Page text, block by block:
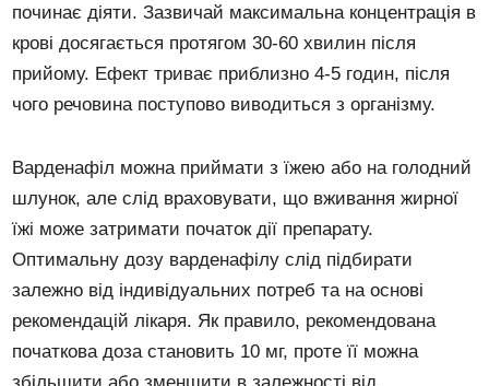
починає діяти. Зазвичай максимальна концентрація в
крові досягається протягом 30-60 хвилин після
прийому. Ефект триває приблизно 4-5 годин, після
чого речовина поступово виводиться з організму.
Варденафіл можна приймати з їжею або на голодний
шлунок, але слід враховувати, що вживання жирної
їжі може затримати початок дії препарату.
Оптимальну дозу варденафілу слід підбирати
залежно від індивідуальних потреб та на основі
рекомендацій лікаря. Як правило, рекомендована
початкова доза становить 10 мг, проте її можна